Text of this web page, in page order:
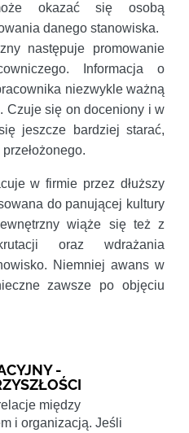
okazać się osobą
danego stanowiska.
następuje promowanie
Informacja o
niezwykle ważną
Czuje się on doceniony i w
jeszcze bardziej starać,
w firmie przez dłuższy
do panującej kultury
wiąże się też z
oraz wdrażania
Niemniej awans w
zawsze po objęciu
-
między
i organizacją. Jeśli